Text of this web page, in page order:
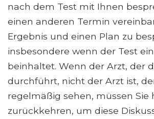
nach dem Test mit Ihnen
einen anderen Termin
Ergebnis und einen Plan zu
insbesondere wenn der Test
beinhaltet. Wenn der Arzt, der
durchführt, nicht der Arzt ist,
regelmäßig sehen, müssen Sie
zurückkehren, um diese